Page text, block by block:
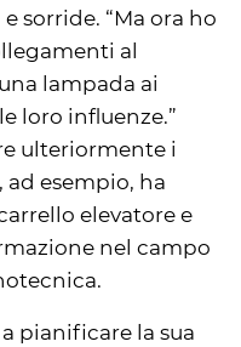
sorride. “Ma ora ho
al
lampada ai
loro influenze.”
ulteriormente i
esempio, ha
elevatore e
nel campo
pianificare la sua